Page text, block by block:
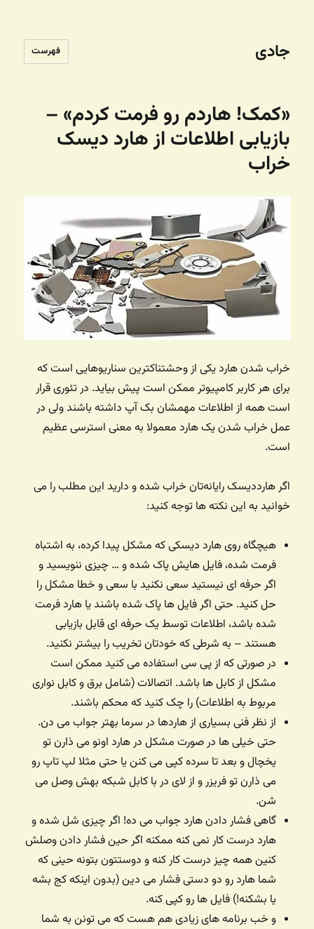
جادی فهرست
«کمک! هاردم رو فرمت کردم» –
بازیابی اطلاعات از هارد دیسک
خراب
خراب شدن هارد یکی از وحشتناکترین سناریوهایی است که
برای هر کاربر کامپیوتر ممکن است پیش بیاید. در تئوری قرار
است همه از اطلاعات مهمشان بک آپ داشته باشند ولی در
عمل خراب شدن یک هارد معمولا به معنی استرسی عظیم
است.
اگر هارددیسک رایانه‌تان خراب شده و دارید این مطلب را می
خوانید به این نکته ها توجه کنید:
هیچگاه روی هارد دیسکی که مشکل پیدا کرده، به اشتباه
فرمت شده، فایل هایش پاک شده و … چیزی ننویسید و
اگر حرفه ای نیستید سعی نکنید با سعی و خطا مشکل را
حل کنید. حتی اگر فایل ها پاک شده باشند یا هارد فرمت
شده باشد، اطلاعات توسط یک حرفه ای قابل بازیابی
هستند – به شرطی که خودتان تخریب را بیشتر نکنید.
در صورتی که از پی سی استفاده می کنید ممکن است
مشکل از کابل ها باشد. اتصالات (شامل برق و کابل نواری
مربوط به اطلاعات) را چک کنید که محکم باشند.
از نظر فنی بسیاری از هاردها در سرما بهتر جواب می دن.
حتی خیلی ها در صورت مشکل در هارد اونو می ذارن تو
یخچال و بعد تا سرده کپی می کنن یا حتی مثلا لپ تاپ رو
می ذارن تو فریزر و از لای در با کابل شبکه بهش وصل می
شن.
گاهی فشار دادن هارد جواب می ده! اگر چیزی شل شده و
هارد درست کار نمی کنه ممکنه اگر حین فشار دادن وصلش
کنین همه چیز درست کار کنه و دوستتون بتونه حینی که
شما هارد رو دو دستی فشار می دین (بدون اینکه کج بشه
یا بشکنه!) فایل ها رو کپی کنه.
و خب برنامه های زیادی هم هست که می تونن به شما